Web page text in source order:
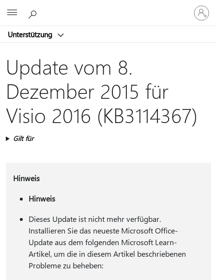
Unterstützung
Bei
Ihrem
Konto
Update vom 8.
Dezember 2015 für
Visio 2016 (KB3114367)
Gilt für
Hinweis
Hinweis
Dieses Update ist nicht mehr verfügbar.
Installieren Sie das neueste Microsoft Office-
Update aus dem folgenden Microsoft Learn-
Artikel, um die in diesem Artikel beschriebenen
Probleme zu beheben: